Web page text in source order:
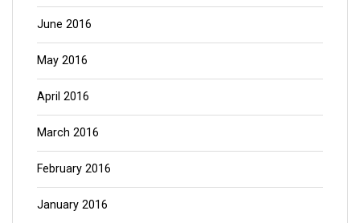
June 2016
May 2016
April 2016
March 2016
February 2016
January 2016